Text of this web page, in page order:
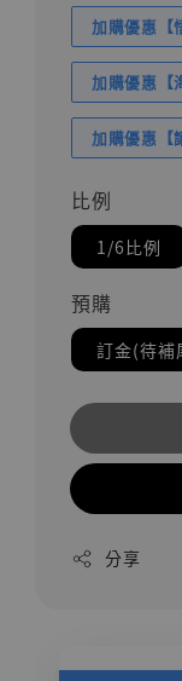
加購優惠【
加購優惠【
加購優惠【
比例
1/6比例
預購
訂金(待補
分享